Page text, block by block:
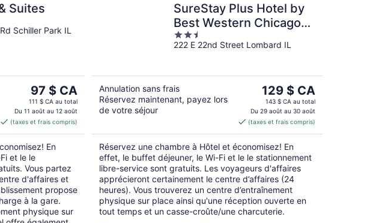
Suites
Schiller Park IL
Le
prix
est
de 97 $ CA
par
nuit
97 $ CA
111 $ CA au total
Du 11 août au 12 août
(taxes et frais compris)
En
et le le
Vous partez
d'affaires et
propose
à la gare.
physique sur
SureStay Plus Hotel by
Best Western Chicago
Lombard
2.5
out
222 E 22nd Street Lombard IL
Annulation sans frais
Réservez maintenant, payez lors
de votre séjour
Le
prix
est
de 129 $ CA
par
nuit
129 $ CA
143 $ CA au total
Du 29 août au 30 août
(taxes et frais compris)
Réservez une chambre à Hôtel et économisez! En
effet, le buffet déjeuner, le Wi-Fi et le le stationnement
libre-service sont gratuits. Les voyageurs d'affaires
apprécieront certainement le centre d’affaires (24
heures). Vous trouverez un centre d’entraînement
physique sur place ainsi qu'une réception ouverte en
tout temps et un casse-croûte/une charcuterie.